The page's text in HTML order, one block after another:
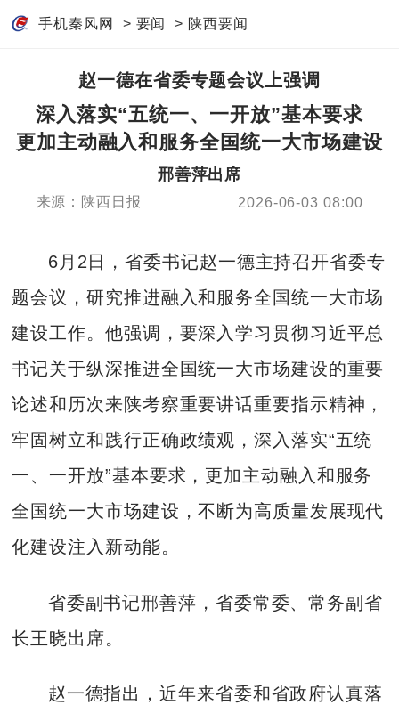
手机秦风网 > 要闻 > 陕西要闻
赵一德在省委专题会议上强调
深入落实“五统一、一开放”基本要求
更加主动融入和服务全国统一大市场建设
邢善萍出席
来源：陕西日报 2026-06-03 08:00
6月2日，省委书记赵一德主持召开省委专
题会议，研究推进融入和服务全国统一大市场
建设工作。他强调，要深入学习贯彻习近平总
书记关于纵深推进全国统一大市场建设的重要
论述和历次来陕考察重要讲话重要指示精神，
牢固树立和践行正确政绩观，深入落实“五统
一、一开放”基本要求，更加主动融入和服务
全国统一大市场建设，不断为高质量发展现代
化建设注入新动能。
省委副书记邢善萍，省委常委、常务副省
长王晓出席。
赵一德指出，近年来省委和省政府认真落